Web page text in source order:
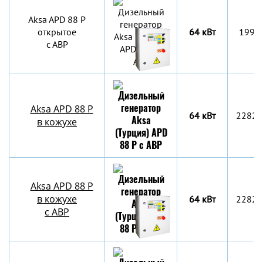
Aksa APD 88 P
открытое
с АВР
64 кВт
Aksa APD 88 P
в кожухе
64 кВт
Aksa APD 88 P
в кожухе
с АВР
64 кВт